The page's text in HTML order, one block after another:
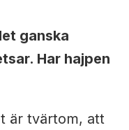
ganska
Har hajpen
är tvärtom, att